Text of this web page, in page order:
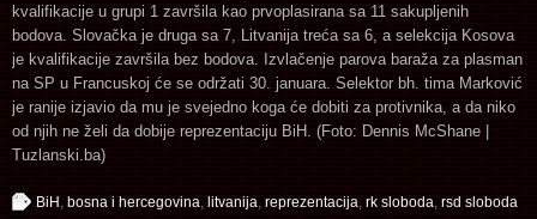
kvalifikacije u grupi 1 završila kao prvoplasirana sa 11 sakupljenih
bodova. Slovačka je druga sa 7, Litvanija treća sa 6, a selekcija Kosova
je kvalifikacije završila bez bodova. Izvlačenje parova baraža za plasman
na SP u Francuskoj će se održati 30. januara. Selektor bh. tima Marković
je ranije izjavio da mu je svejedno koga će dobiti za protivnika, a da niko
od njih ne želi da dobije reprezentaciju BiH. (Foto: Dennis McShane |
Tuzlanski.ba)
BiH bosna i hercegovina litvanija reprezentacija rk sloboda rsd sloboda